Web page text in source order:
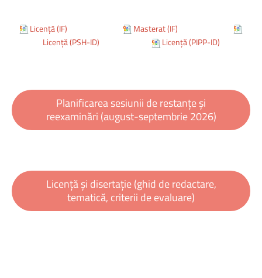
Licență (IF)
Masterat (IF)
Licență (PSH-ID)
Licență (PIPP-ID)
Planificarea sesiunii de restanțe și
reexaminări (august-septembrie 2026)
Licență și disertație (ghid de redactare,
tematică, criterii de evaluare)